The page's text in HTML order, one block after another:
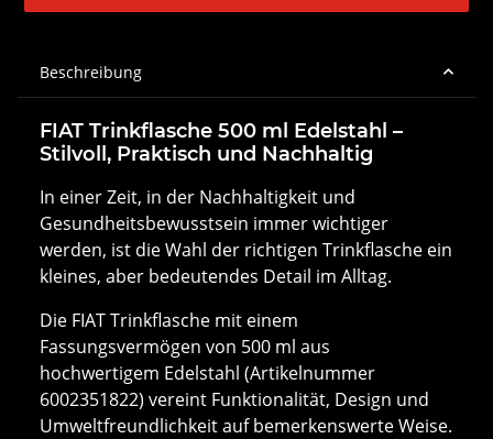
Beschreibung
FIAT Trinkflasche 500 ml Edelstahl –
Stilvoll, Praktisch und Nachhaltig
In einer Zeit, in der Nachhaltigkeit und
Gesundheitsbewusstsein immer wichtiger
werden, ist die Wahl der richtigen Trinkflasche ein
kleines, aber bedeutendes Detail im Alltag.
Die FIAT Trinkflasche mit einem
Fassungsvermögen von 500 ml aus
hochwertigem Edelstahl (Artikelnummer
6002351822) vereint Funktionalität, Design und
Umweltfreundlichkeit auf bemerkenswerte Weise.